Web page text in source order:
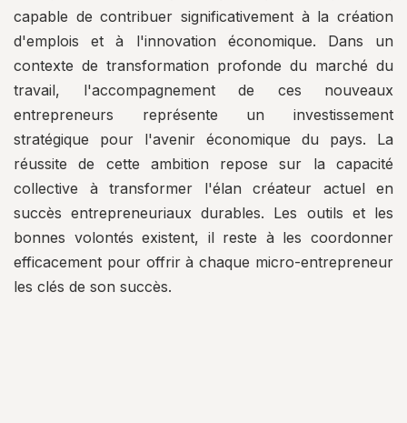
capable de contribuer significativement à la création
d'emplois et à l'innovation économique. Dans un
contexte de transformation profonde du marché du
travail, l'accompagnement de ces nouveaux
entrepreneurs représente un investissement
stratégique pour l'avenir économique du pays. La
réussite de cette ambition repose sur la capacité
collective à transformer l'élan créateur actuel en
succès entrepreneuriaux durables. Les outils et les
bonnes volontés existent, il reste à les coordonner
efficacement pour offrir à chaque micro-entrepreneur
les clés de son succès.